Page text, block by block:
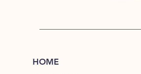
HOME